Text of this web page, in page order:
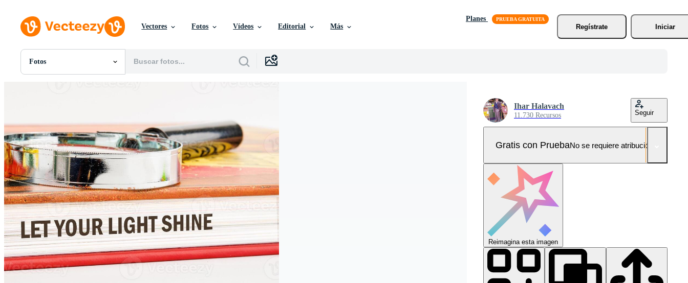
Vectores Fotos Vídeos Editorial Más
Planes
Regístrate
Iniciar
Fotos
Todas Imágenes
Vectores
Videos
Gráficos en Movimiento
Imágenes Editoriales
Eventos Editoriales
Ihar Halavach
11.730 Recursos Seguir
Gratis con PruebaNo se requiere atribución!
Reimagina esta imagen